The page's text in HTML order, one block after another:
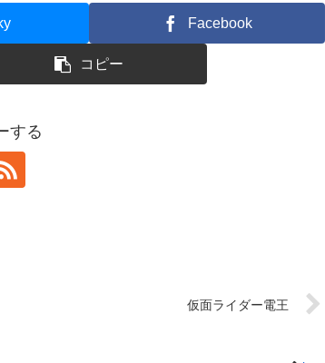
Facebook
コピー
する
仮面ライダー電王